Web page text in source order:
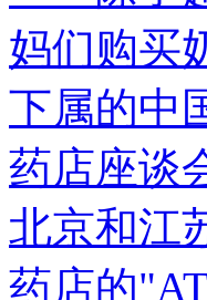
妈们购买
下属的中
药店座谈
北京和江
药店的